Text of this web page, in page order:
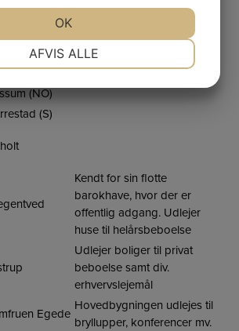
Verk
(NO)
(S)
Kendt for sin flotte
barokhave, hvor der er
offentlig adgang. Udlejer
huse til helårsbeboelse
Udlejer boliger til privat
beboelse samt div.
erhvervslejemål
Egede
Hovedbygningen udlejes til
bryllupper, konferencer mv.
AFVIS ALLE
OK